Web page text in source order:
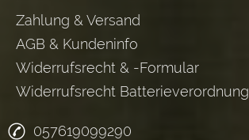
Zahlung & Versand
AGB & Kundeninfo
Widerrufsrecht & -Formular
Widerrufsrecht Batterieverordnung
057619099290